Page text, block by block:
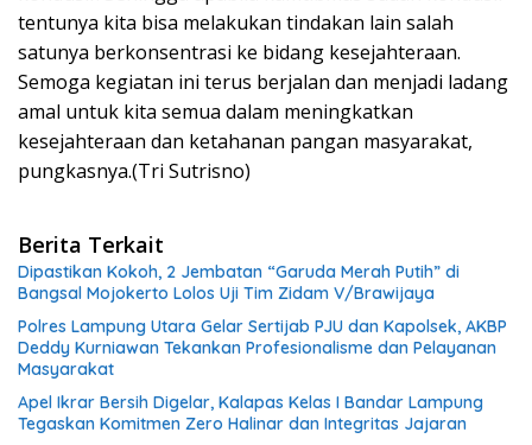
tentunya kita bisa melakukan tindakan lain salah
satunya berkonsentrasi ke bidang kesejahteraan.
Semoga kegiatan ini terus berjalan dan menjadi ladang
amal untuk kita semua dalam meningkatkan
kesejahteraan dan ketahanan pangan masyarakat,
pungkasnya.(Tri Sutrisno)
Berita Terkait
Dipastikan Kokoh, 2 Jembatan “Garuda Merah Putih” di
Bangsal Mojokerto Lolos Uji Tim Zidam V/Brawijaya
Polres Lampung Utara Gelar Sertijab PJU dan Kapolsek, AKBP
Deddy Kurniawan Tekankan Profesionalisme dan Pelayanan
Masyarakat
Apel Ikrar Bersih Digelar, Kalapas Kelas I Bandar Lampung
Tegaskan Komitmen Zero Halinar dan Integritas Jajaran